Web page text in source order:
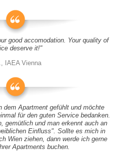
good accomodation. Your quality of
deserve it!"
IAEA Vienna
dem Apartment gefühlt und möchte
für den guten Service bedanken.
gemütlich und man erkennt auch an
Einfluss". Sollte es mich in
Wien ziehen, dann werde ich gerne
Apartments buchen.